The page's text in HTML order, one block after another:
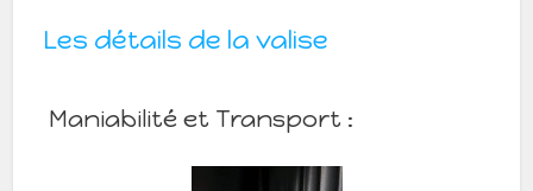
Les détails de la valise
Maniabilité et Transport :